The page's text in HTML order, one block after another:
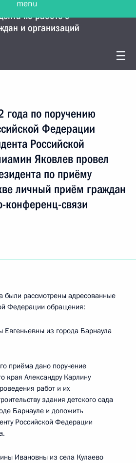
по работе с
и организаций
по поручению
Федерации
Российской
Яковлев провел
по приёму
личный приём граждан
конференц-связи
были рассмотрены адресованные
Федерации обращения:
из города Барнаула
приёма дано поручение
края Александру Карлину
работ и их
здания детского сада
Барнауле и доложить
Российской Федерации
Ивановны из села Кулаево